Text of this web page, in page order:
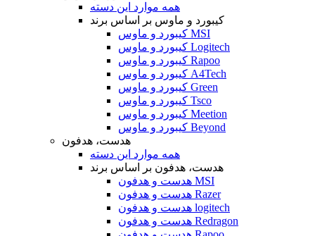
همه موارد این دسته
کیبورد و ماوس بر اساس برند
کیبورد و ماوس MSI
کیبورد و ماوس Logitech
کیبورد و ماوس Rapoo
کیبورد و ماوس A4Tech
کیبورد و ماوس Green
کیبورد و ماوس Tsco
کیبورد و ماوس Meetion
کیبورد و ماوس Beyond
هدست، هدفون
همه موارد این دسته
هدست، هدفون بر اساس برند
هدست و هدفون MSI
هدست و هدفون Razer
هدست و هدفون logitech
هدست و هدفون Redragon